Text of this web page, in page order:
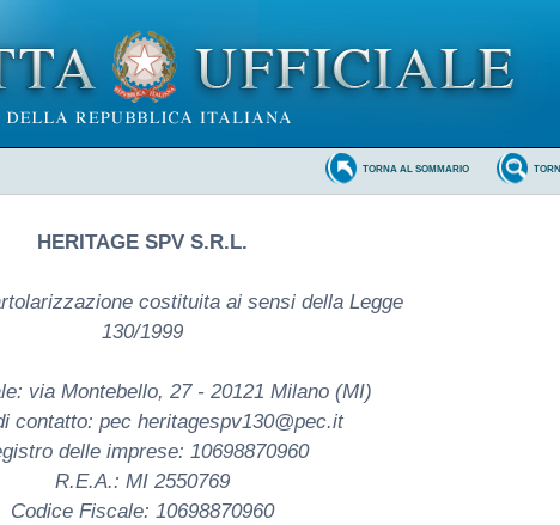
TORNA AL SOMMARIO
HERITAGE SPV S.R.L.
costituita ai sensi della Legge
130/1999
via Montebello, 27 - 20121 Milano (MI)
contatto: pec heritagespv130@pec.it
delle imprese: 10698870960
R.E.A.: MI 2550769
Codice Fiscale: 10698870960